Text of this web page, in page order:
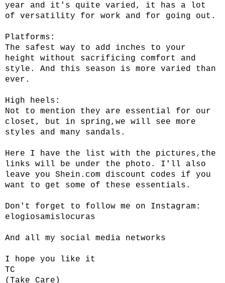
year and it's quite varied, it has a lot
of versatility for work and for going out.
Platforms:
The safest way to add inches to your
height without sacrificing comfort and
style. And this season is more varied than
ever.
High heels:
Not to mention they are essential for our
closet, but in spring,we will see more
styles and many sandals.
Here I have the list with the pictures,the
links will be under the photo. I'll also
leave you Shein.com discount codes if you
want to get some of these essentials.
Don't forget to follow me on Instagram:
elogiosamislocuras
And all my social media networks
I hope you like it
TC
(Take Care)